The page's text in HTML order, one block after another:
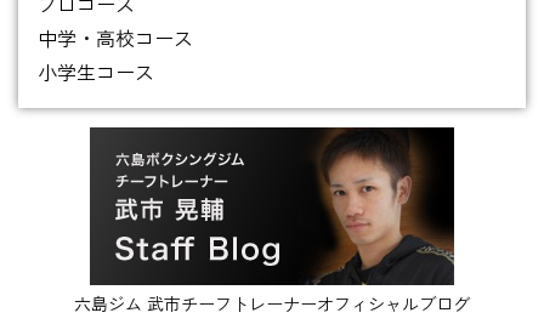
中学・高校コース
小学生コース
六島ジム 武市チーフトレーナーオフィシャルブログ